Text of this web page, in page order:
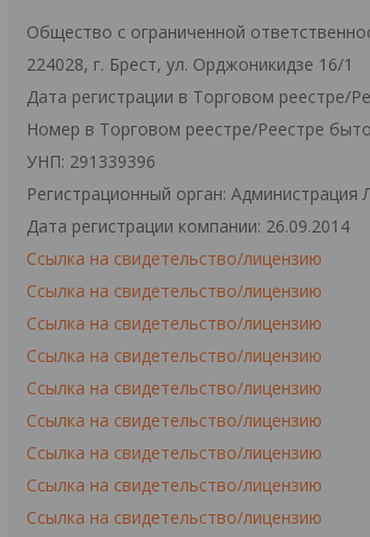
Общество с ограниченной
224028, г. Брест, ул. Орджоникидзе 16/1
Дата регистрации в Торговом реестре/
Номер в Торговом реестре/Реестре
УНП: 291339396
Регистрационный орган: Администрация
Дата регистрации компании: 26.09.2014
Ссылка на свидетельство/лицензию
Ссылка на свидетельство/лицензию
Ссылка на свидетельство/лицензию
Ссылка на свидетельство/лицензию
Ссылка на свидетельство/лицензию
Ссылка на свидетельство/лицензию
Ссылка на свидетельство/лицензию
Ссылка на свидетельство/лицензию
Ссылка на свидетельство/лицензию